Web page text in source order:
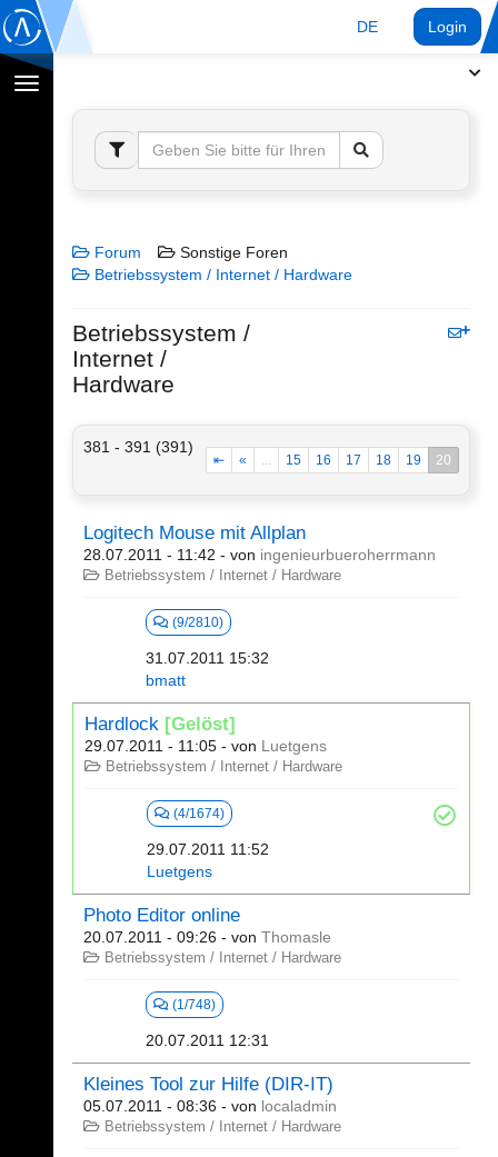
DE Login
Navigation
umschalten
Forum
Sonstige Foren
Betriebssystem / Internet / Hardware
Betriebssystem /
Internet /
Hardware
381 - 391 (391)
⇤ « ... 15 16 17 18 19 20
Logitech Mouse mit Allplan
28.07.2011 - 11:42 - von ingenieurbueroherrmann
Betriebssystem / Internet / Hardware
(9/2810)
31.07.2011 15:32
bmatt
Hardlock [Gelöst]
29.07.2011 - 11:05 - von Luetgens
Betriebssystem / Internet / Hardware
(4/1674)
29.07.2011 11:52
Luetgens
Photo Editor online
20.07.2011 - 09:26 - von Thomasle
Betriebssystem / Internet / Hardware
(1/748)
20.07.2011 12:31
Kleines Tool zur Hilfe (DIR-IT)
05.07.2011 - 08:36 - von localadmin
Betriebssystem / Internet / Hardware